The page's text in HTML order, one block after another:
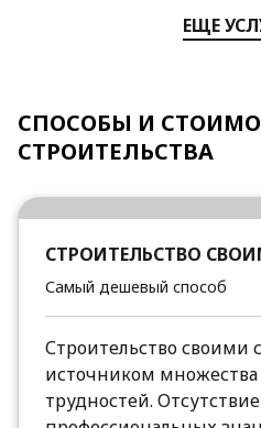
ЕЩЕ
СПОСОБЫ И
СТРОИТЕЛЬСТВА
СТРОИТЕЛЬСТВО
Самый дешевый способ
Строительство своими
источником
трудностей.